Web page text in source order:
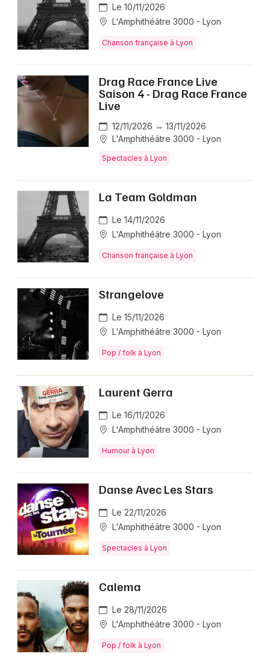
Le 10/11/2026
L'Amphithéâtre 3000 - Lyon
Chanson française à Lyon
Drag Race France Live
Saison 4 - Drag Race France
Live
12/11/2026 → 13/11/2026
L'Amphithéâtre 3000 - Lyon
Spectacles à Lyon
La Team Goldman
Le 14/11/2026
L'Amphithéâtre 3000 - Lyon
Chanson française à Lyon
Strangelove
Le 15/11/2026
L'Amphithéâtre 3000 - Lyon
Pop / folk à Lyon
Laurent Gerra
Le 16/11/2026
L'Amphithéâtre 3000 - Lyon
Humour à Lyon
Danse Avec Les Stars
Le 22/11/2026
L'Amphithéâtre 3000 - Lyon
Spectacles à Lyon
Calema
Le 28/11/2026
L'Amphithéâtre 3000 - Lyon
Pop / folk à Lyon